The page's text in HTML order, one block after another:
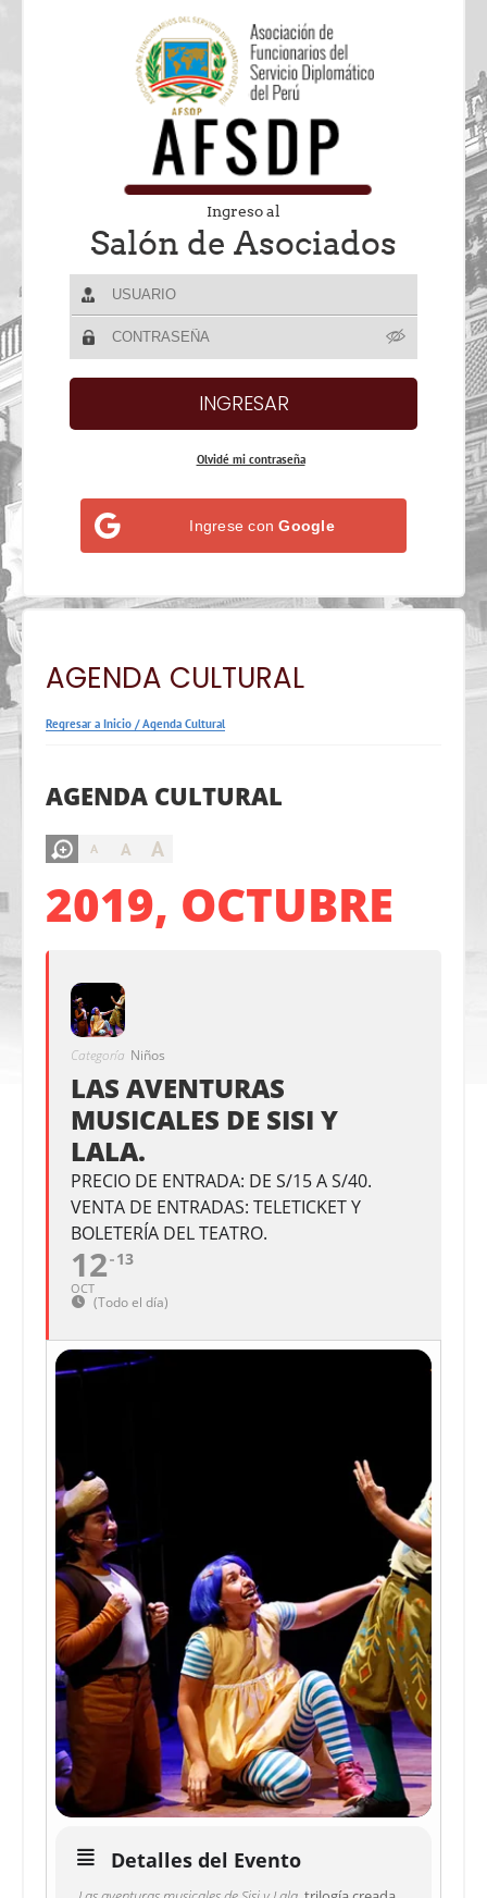
Ingreso al
Salón de Asociados
Olvidé mi contraseña
Ingrese conGoogle
AGENDA CULTURAL
Regresar a Inicio /Agenda Cultural
AGENDA CULTURAL
A A A
2019, OCTUBRE
Categoría Niños
LAS AVENTURAS
MUSICALES DE SISI Y
LALA.
PRECIO DE ENTRADA: DE S/15 A S/40.
VENTA DE ENTRADAS: TELETICKET Y
BOLETERÍA DEL TEATRO.
12
OCT
13
(Todo el día)
Detalles del Evento